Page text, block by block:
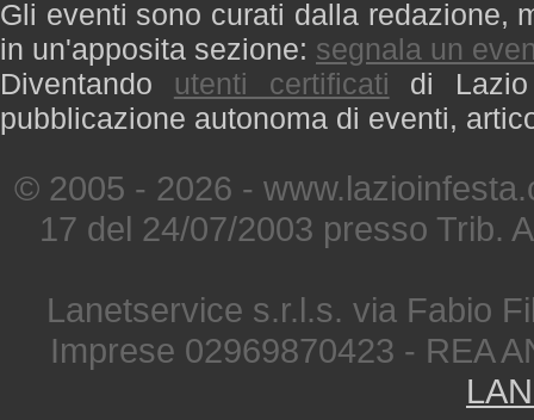
Gli eventi sono curati dalla redazione,
in un'apposita sezione: segnala un
Diventando utenti certificati di
pubblicazione autonoma di eventi,
© 2005 - 2026 -
17 del 24/07/2003 presso Trib.
Lanetservice s.r.l.s. via Fabio
Imprese 02969870423 - REA